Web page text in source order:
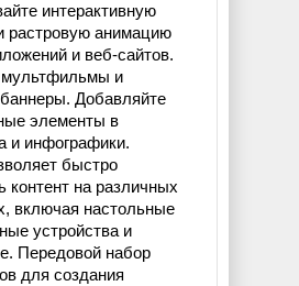
интерактивную
растровую анимацию
и веб-сайтов.
и
Добавляйте
элементы в
и инфографики.
быстро
контент на различных
включая настольные
устройства и
Передовой набор
для создания